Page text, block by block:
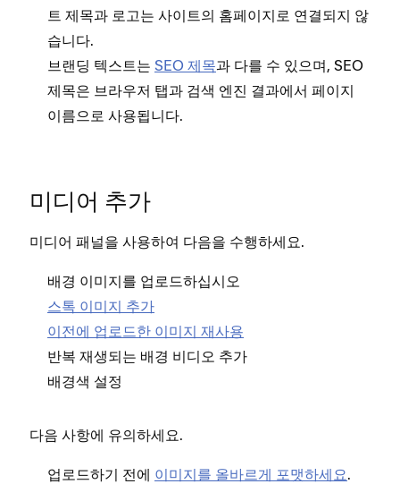
트 제목과 로고는 사이트의 홈페이지로 연결되지 않
습니다.
브랜딩 텍스트는 SEO 제목과 다를 수 있으며, SEO
제목은 브라우저 탭과 검색 엔진 결과에서 페이지
이름으로 사용됩니다.
미디어 추가
미디어 패널을 사용하여 다음을 수행하세요.
배경 이미지를 업로드하십시오
스톡 이미지 추가
이전에 업로드한 이미지 재사용
반복 재생되는 배경 비디오 추가
배경색 설정
다음 사항에 유의하세요.
업로드하기 전에 이미지를 올바르게 포맷하세요.